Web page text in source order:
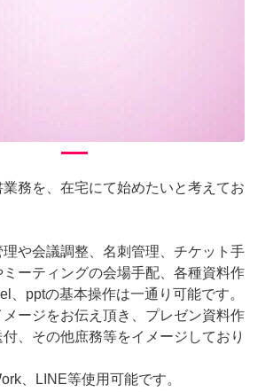
務を、在宅にて始めたいと考えてお
や会議調整、名刺管理、チケット手
ーティングの会場手配、各種資料作
、pptの基本操作は一通り可能です。
ージをお伝え頂き、プレゼン資料作
、その他庶務等をイメージしており
、LINE等使用可能です。